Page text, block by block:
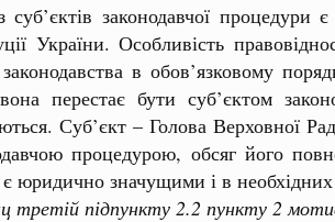
суб’єктів законодавчої
України. Особливість
в обов’язковому
перестає бути суб’єктом
Суб’єкт – Голова Верховної
процедурою, обсяг його
юридично значущими і в
третій підпункту 2.2 пункту 2